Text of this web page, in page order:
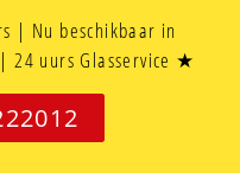
| Nu beschikbaar in
24 uurs Glasservice ★